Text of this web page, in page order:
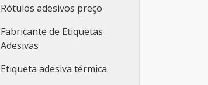
Rótulos adesivos preço
Fabricante de Etiquetas
Adesivas
Etiqueta adesiva térmica